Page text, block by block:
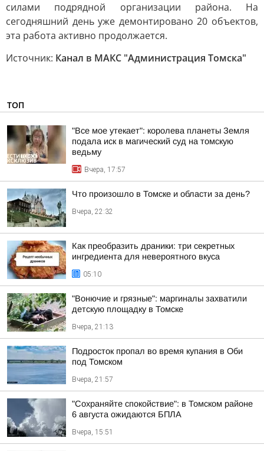
силами подрядной организации района. На
сегодняшний день уже демонтировано 20 объектов,
эта работа активно продолжается.
Источник: Канал в МАКС "Администрация Томска"
ТОП
"Все мое утекает": королева планеты Земля
подала иск в магический суд на томскую
ведьму
Вчера, 17:57
Что произошло в Томске и области за день?
Вчера, 22:32
Как преобразить драники: три секретных
ингредиента для невероятного вкуса
05:10
"Вонючие и грязные": маргиналы захватили
детскую площадку в Томске
Вчера, 21:13
Подросток пропал во время купания в Оби
под Томском
Вчера, 21:57
"Сохраняйте спокойствие": в Томском районе
6 августа ожидаются БПЛА
Вчера, 15:51